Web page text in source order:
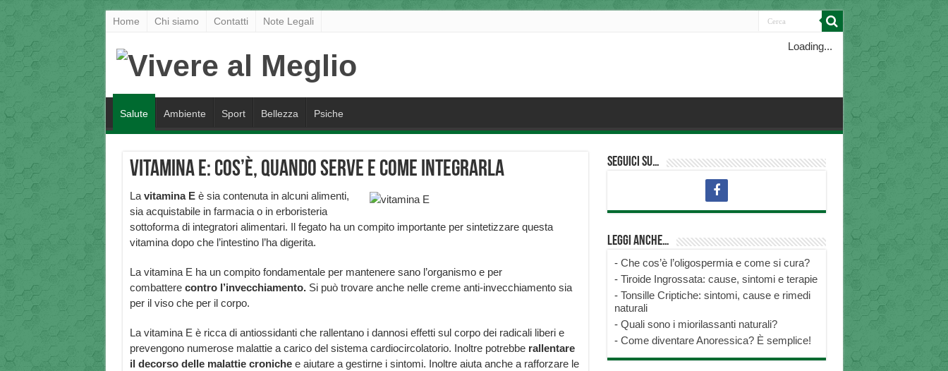
Home Chi siamo Contatti Note Legali
Loading...
Salute Ambiente Sport Bellezza Psiche
Vitamina E: cos’è, quando serve e come integrarla
La vitamina Eè sia contenuta in alcuni alimenti,
sia acquistabile in farmacia o in erboristeria
sottoforma di integratori alimentari. Il fegato ha un compito importante per sintetizzare questa
vitamina dopo che l’intestino l’ha digerita.
La vitamina E ha un compito fondamentale per mantenere sano l’organismo e per
combatterecontro l’invecchiamento.Si può trovare anche nelle creme anti-invecchiamento sia
per il viso che per il corpo.
La vitamina E è ricca di antiossidanti che rallentano i dannosi effetti sul corpo dei radicali liberi e
prevengono numerose malattie a carico del sistema cardiocircolatorio. Inoltre potrebbe rallentare
il decorso delle malattie cronichee aiutare a gestirne i sintomi. Inoltre aiuta anche a rafforzare le
Seguici su…
Leggi anche…
- Che cos’è l’oligospermia e come si cura?
- Tiroide Ingrossata: cause, sintomi e terapie
- Tonsille Criptiche: sintomi, cause e rimedi
naturali
- Quali sono i miorilassanti naturali?
- Come diventare Anoressica? È semplice!